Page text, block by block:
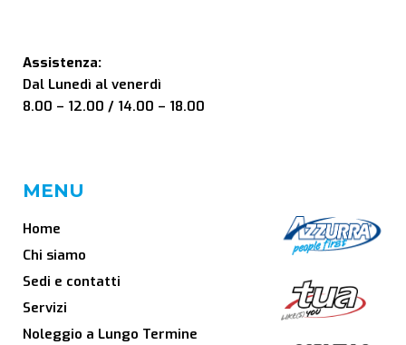
Assistenza:
Dal Lunedì al venerdì
8.00 – 12.00 / 14.00 – 18.00
MENU
Home
Chi siamo
Sedi e contatti
Servizi
Noleggio a Lungo Termine